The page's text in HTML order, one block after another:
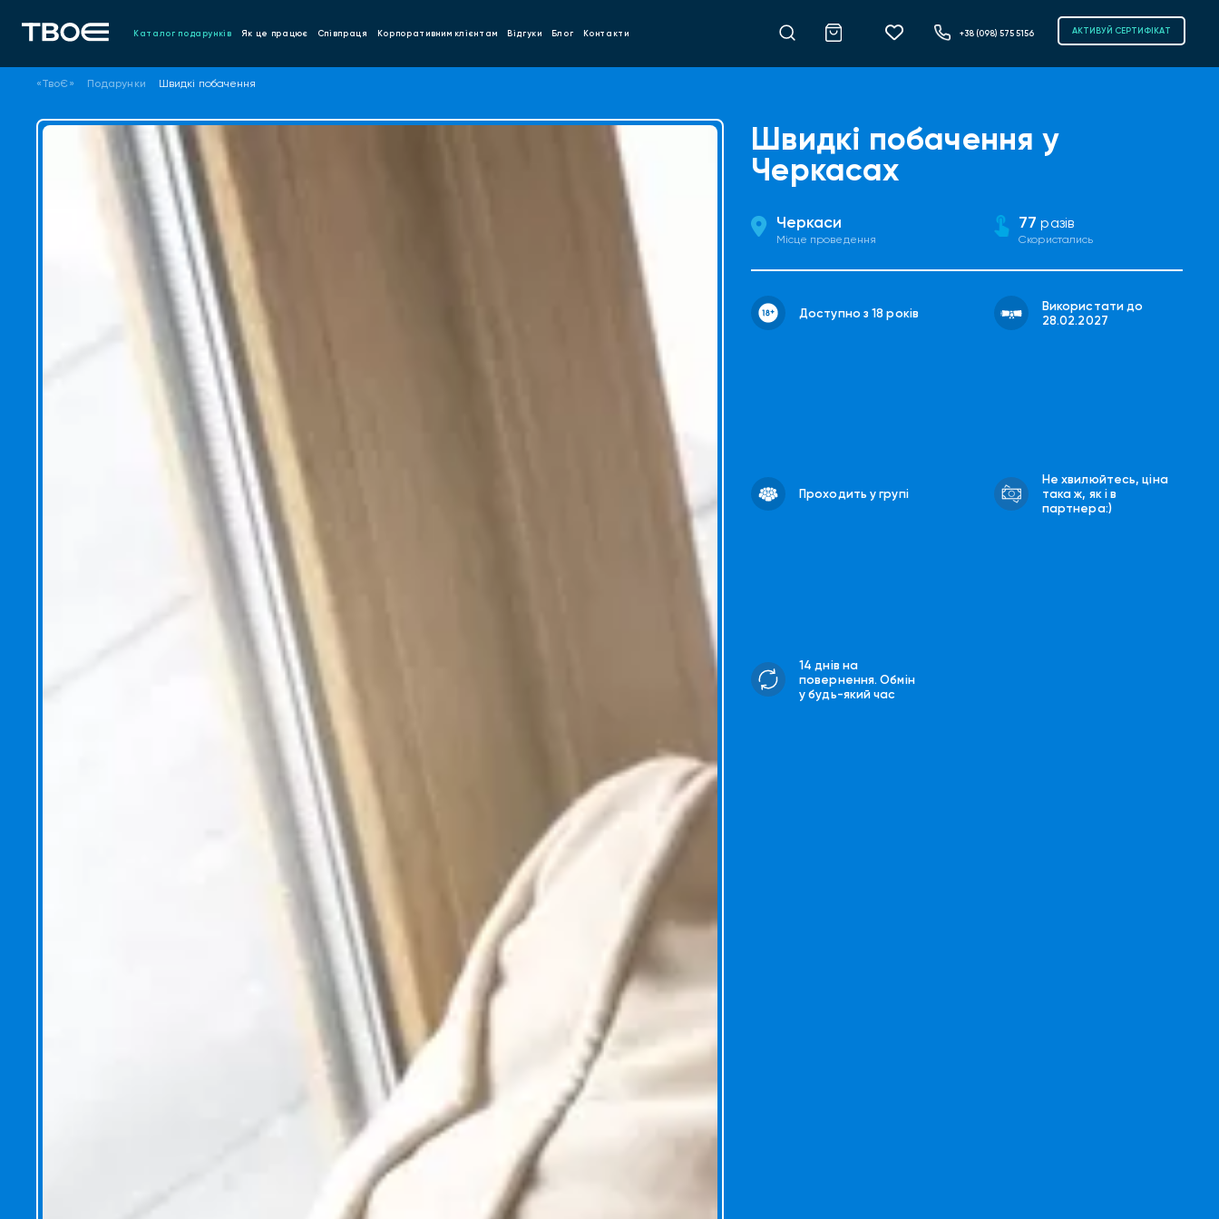
Каталог подарунків Як це працює Співпраця Корпоративним клієнтам Відгуки Блог Контакти +38 (098) 575 5156 АКТИВУЙ СЕРТИФІКАТ
«ТвоЄ» Подарунки Швидкі побачення
Швидкі побачення у
Черкасах
Черкаси
Місце проведення
77 разів
Скористались
Доступно з 18 років
Використати до
28.02.2027
Проходить у групі
Не хвилюйтесь, ціна
така ж, як і в
партнера:)
14 днів на
повернення. Обмін
у будь-який час